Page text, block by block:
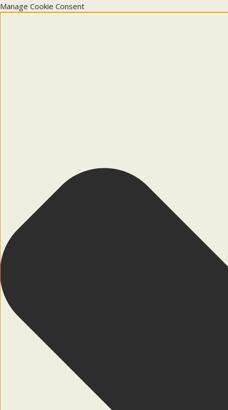
Manage Cookie Consent